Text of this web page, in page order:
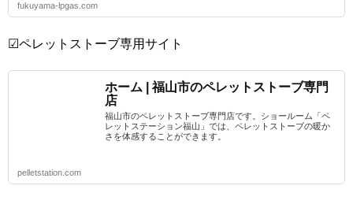
fukuyama-lpgas.com
☑ペレットストーブ専用サイト
ホーム | 福山市のペレットストーブ専門
店
福山市のペレットストーブ専門店です。ショールーム「ペ
レットステーション福山」では、ペレットストーブの暖か
さを体感することができます。
pelletstation.com